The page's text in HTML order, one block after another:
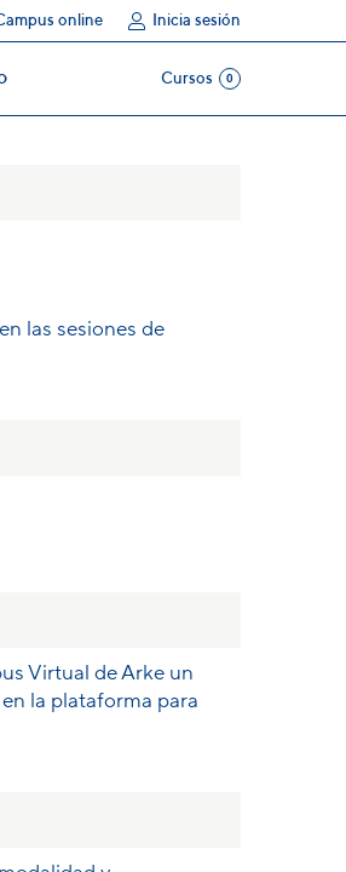
online Inicia sesión
Cursos 0
las sesiones de
Virtual de Arke un
la plataforma para